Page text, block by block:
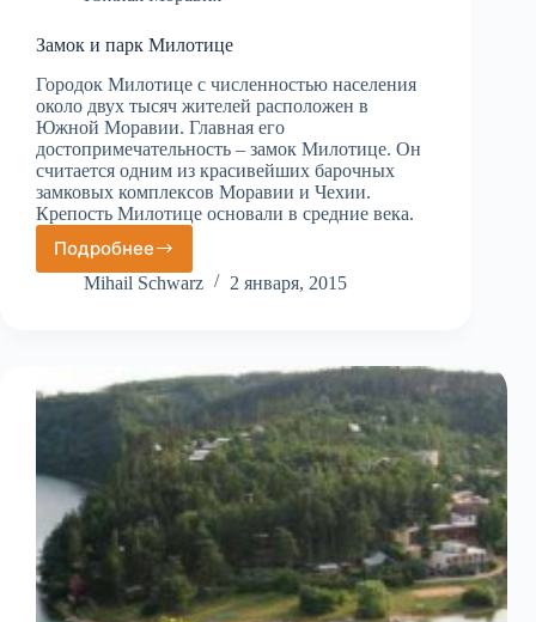
Замок и парк Милотице
Городок Милотице с численностью населения
около двух тысяч жителей расположен в
Южной Моравии. Главная его
достопримечательность – замок Милотице. Он
считается одним из красивейших барочных
замковых комплексов Моравии и Чехии.
Крепость Милотице основали в средние века.
Подробнее
Замок
и
Mihail Schwarz 2 января, 2015